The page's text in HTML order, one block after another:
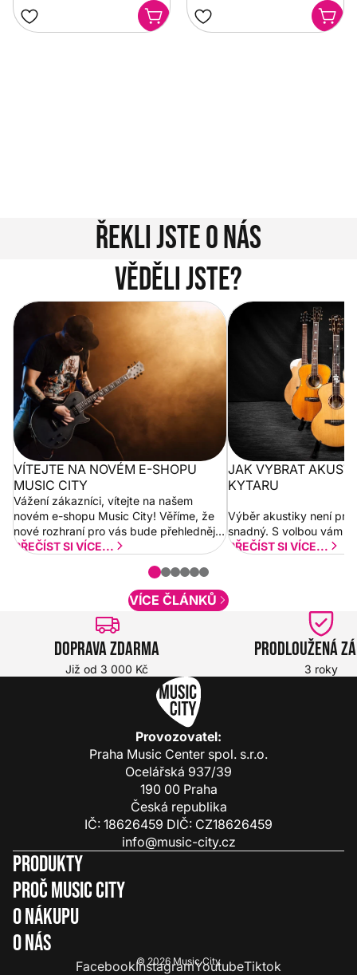
Řekli jste o nás
Věděli jste?
Vítejte na novém e-shopu Music
City
VÍTEJTE NA NOVÉM E-SHOPU
MUSIC CITY
Vážení zákazníci, vítejte na našem
novém e-shopu Music City! Věříme, že
nové rozhraní pro vás bude přehlednější
a rychlejší. Postupně budeme přidávat
PŘEČÍST SI VÍCE...
Jak vybrat
JAK VYBRAT
KYTARU
Výběr akustiky není pro
snadný. S volbou vám
PŘEČÍST SI VÍCE...
VÍCE ČLÁNKŮ
Doprava zdarma
Již od 3 000 Kč
Prodloužená
3 roky
Provozovatel:
Praha Music Center spol. s.r.o.
Ocelářská 937/39
190 00 Praha
Česká republika
IČ: 18626459 DIČ: CZ18626459
info@music-city.cz
Produkty
Proč Music City
O nákupu
O nás
© 2026 Music City
FacebookInstagramYoutubeTiktok